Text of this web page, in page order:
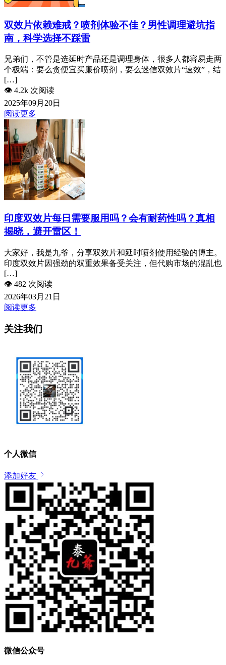
双效片依赖难戒？喷剂体验不佳？男性调理避坑指
南，科学选择不踩雷
兄弟们，不管是选延时产品还是调理身体，很多人都容易走两
个极端：要么贪便宜买廉价喷剂，要么迷信双效片“速效”，结
[…]
👁️ 4.2k 次阅读
2025年09月20日
阅读更多
印度双效片每日需要服用吗？会有耐药性吗？真相
揭晓，避开雷区！
大家好，我是九爷，分享双效片和延时喷剂使用经验的博主。
印度双效片因强劲的双重效果备受关注，但代购市场的混乱也
[…]
👁️ 482 次阅读
2026年03月21日
阅读更多
关注我们
个人微信
添加好友
微信公众号